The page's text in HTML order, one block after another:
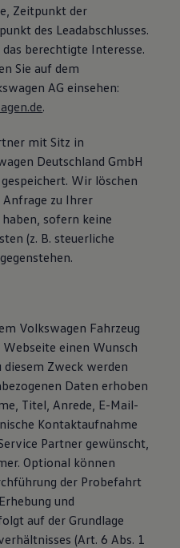
Zeitpunkt der
des Leadabschlusses.
berechtigte Interesse.
Sie auf dem
AG einsehen:
.
mit Sitz in
Deutschland GmbH
Wir löschen
zu Ihrer
sofern keine
(z. B. steuerliche
Volkswagen Fahrzeug
einen Wunsch
Zweck werden
Daten erhoben
Titel, Anrede, E-Mail-
Kontaktaufnahme
Partner gewünscht,
Optional können
der Probefahrt
und
auf der Grundlage
(Art. 6 Abs. 1